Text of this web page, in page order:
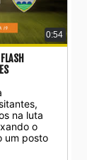
0:54
na luta
o
um posto